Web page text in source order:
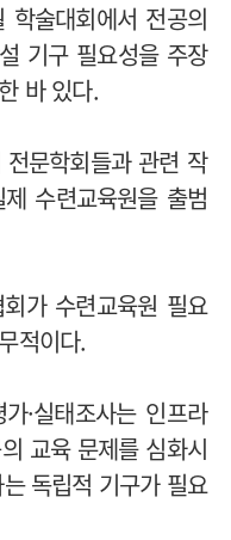
술대회에서 전공의
기구 필요성을 주장
바 있다.
문학회들과 관련 작
수련교육원을 출범
가 수련교육원 필요
적이다.
·실태조사는 인프라
교육 문제를 심화시
독립적 기구가 필요